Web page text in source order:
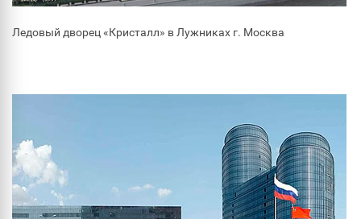
Ледовый дворец «Кристалл» в Лужниках г. Москва